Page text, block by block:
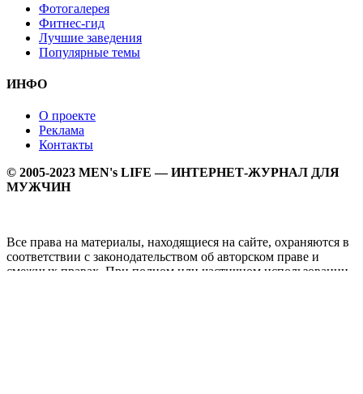
Фотогалерея
Фитнес-гид
Лучшие заведения
Популярные темы
ИНФО
О проекте
Реклама
Контакты
© 2005-2023 MEN's LIFE — ИНТЕРНЕТ-ЖУРНАЛ ДЛЯ
МУЖЧИН
Все права на материалы, находящиеся на сайте, охраняются в
соответствии с законодательством об авторском праве и
смежных правах. При полном или частичном использовании